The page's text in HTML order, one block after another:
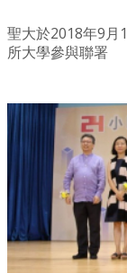
聖大於2018年9月
所大學參與聯署